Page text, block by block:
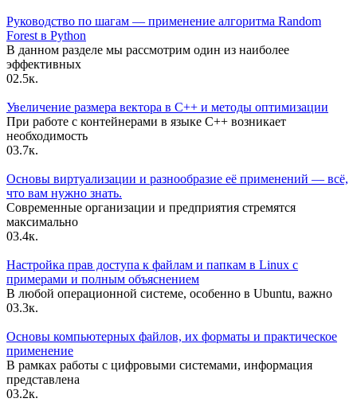
Руководство по шагам — применение алгоритма Random
Forest в Python
В данном разделе мы рассмотрим один из наиболее
эффективных
02.5к.
Увеличение размера вектора в C++ и методы оптимизации
При работе с контейнерами в языке C++ возникает
необходимость
03.7к.
Основы виртуализации и разнообразие её применений — всё,
что вам нужно знать.
Современные организации и предприятия стремятся
максимально
03.4к.
Настройка прав доступа к файлам и папкам в Linux с
примерами и полным объяснением
В любой операционной системе, особенно в Ubuntu, важно
03.3к.
Основы компьютерных файлов, их форматы и практическое
применение
В рамках работы с цифровыми системами, информация
представлена
03.2к.